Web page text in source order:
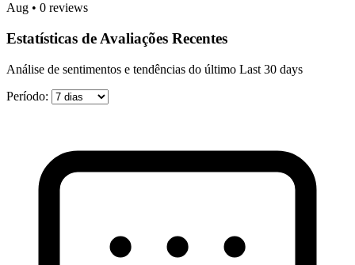
Aug • 0 reviews
Estatísticas de Avaliações Recentes
Análise de sentimentos e tendências do último Last 30 days
Período: